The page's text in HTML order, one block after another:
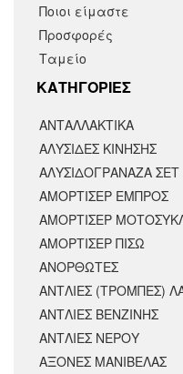
Ποιοι είμαστε
Προσφορές
Ταμείο
KΑΤΗΓΟΡΙΕΣ
ΑΝΤΑΛΛΑΚΤΙΚΆ
ΑΛΥΣΙΔΕΣ ΚΙΝΗΣΗΣ
ΑΛΥΣΙΔΟΓΡΑΝΑΖΑ ΣΕΤ
ΑΜΟΡΤΙΣΕΡ ΕΜΠΡΟΣ
ΑΜΟΡΤΙΣΈΡ
ΑΜΟΡΤΙΣΕΡ ΠΙΣΩ
ΑΝΟΡΘΩΤΕΣ
ΑΝΤΛΙΕΣ (ΤΡΟΜΠΕΣ)
ΑΝΤΛΙΕΣ ΒΕΝΖΙΝΗΣ
ΑΝΤΛΙΕΣ ΝΕΡΟΥ
ΑΞΟΝΕΣ ΜΑΝΙΒΕΛΑΣ